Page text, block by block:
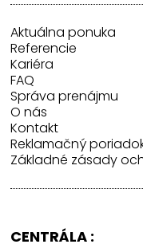
Aktuálna ponuka
Referencie
Kariéra
FAQ
Správa prenájmu
O nás
Kontakt
Reklamačný
Základné zásady
CENTRÁLA :